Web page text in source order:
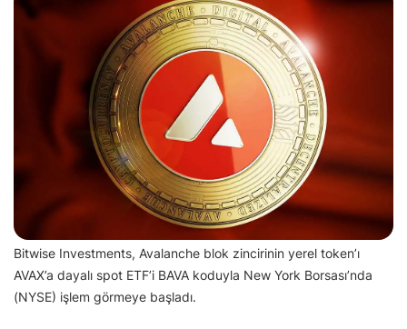
Bitwise Investments, Avalanche blok zincirinin yerel token’ı
AVAX’a dayalı spot ETF’i BAVA koduyla New York Borsası’nda
(NYSE) işlem görmeye başladı.